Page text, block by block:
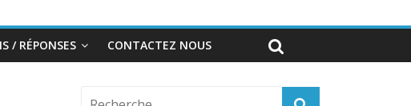
/ RÉPONSES CONTACTEZ NOUS